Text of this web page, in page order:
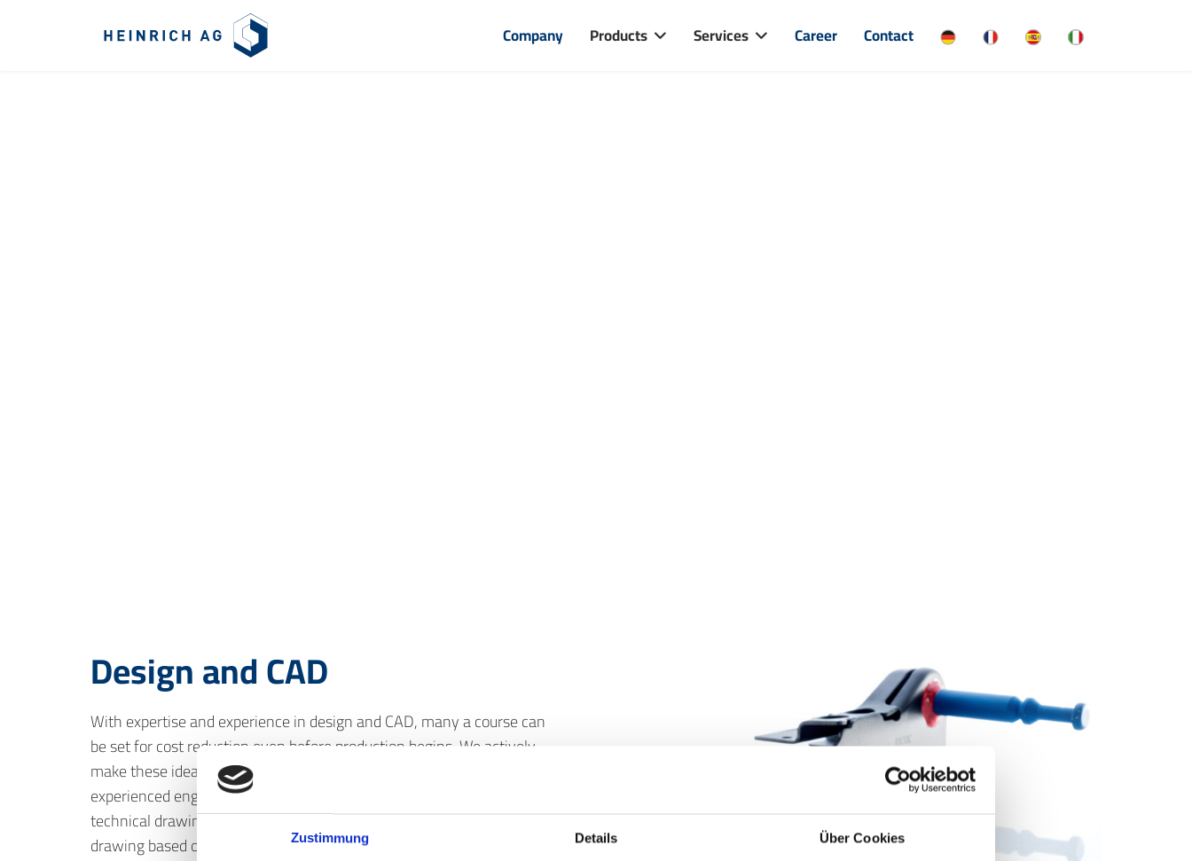
Zustimmung Details Über Cookies
Company Products Services Career Contact
Design and CAD
With expertise and experience in design and CAD, many a course can
be set for cost reduction even before production begins. We actively
make these ideas available to you. Thinking and tackling. A team of
experienced engineers suggests alternative approaches. From revising
technical drawings to bring them up to date, to creating a new
drawing based on a sample, to solving complex problems.